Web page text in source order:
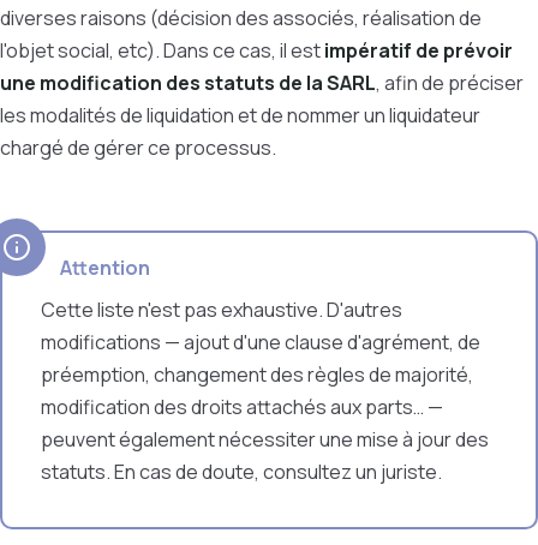
diverses raisons (décision des associés, réalisation de
l'objet social, etc). Dans ce cas, il estimpératif de prévoir
une modification des statuts de la SARL, afin de préciser
les modalités de liquidation et de nommer un liquidateur
chargé de gérer ce processus.
Attention
Cette liste n'est pas exhaustive. D'autres
modifications — ajout d'une clause d'agrément, de
préemption, changement des règles de majorité,
modification des droits attachés aux parts… —
peuvent également nécessiter une mise à jour des
statuts. En cas de doute, consultez un juriste.